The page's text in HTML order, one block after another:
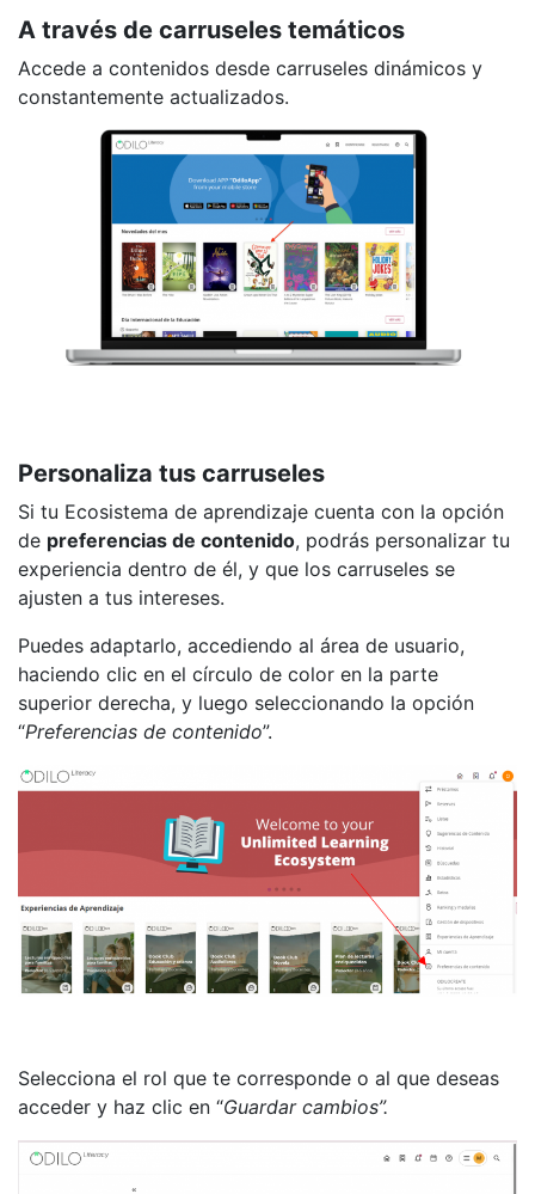
A través de carruseles temáticos
Accede a contenidos desde carruseles dinámicos y
constantemente actualizados.
Personaliza tus carruseles
Si tu Ecosistema de aprendizaje cuenta con la opción
de preferencias de contenido, podrás personalizar tu
experiencia dentro de él, y que los carruseles se
ajusten a tus intereses.
Puedes adaptarlo, accediendo al área de usuario,
haciendo clic en el círculo de color en la parte
superior derecha, y luego seleccionando la opción
“Preferencias de contenido”.
Selecciona el rol que te corresponde o al que deseas
acceder y haz clic en “Guardar cambios”.